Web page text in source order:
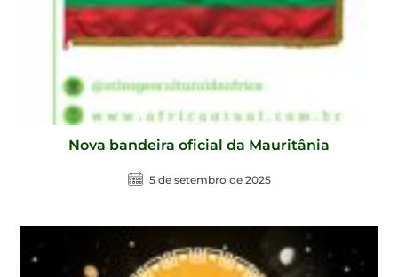
Nova bandeira oficial da Mauritânia
5 de setembro de 2025